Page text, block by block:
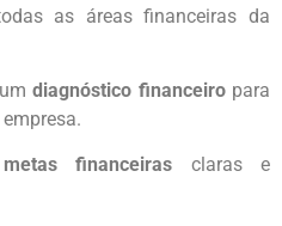
as áreas financeiras da
umdiagnóstico financeiropara
metas financeiras claras e